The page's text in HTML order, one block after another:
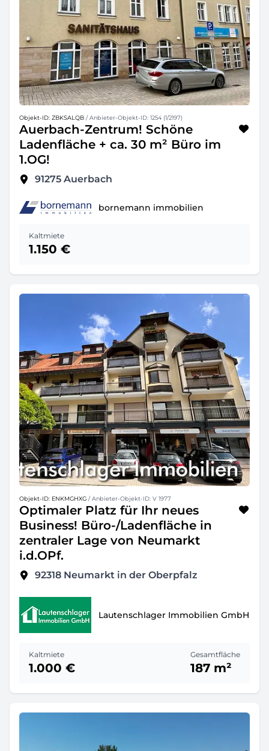
Objekt-ID: ZBKSALQB / Anbieter-Objekt-ID: 1254 (1/2197)
Auerbach-Zentrum! Schöne
Ladenfläche + ca. 30 m² Büro im
1.OG!
91275 Auerbach
bornemann immobilien
Kaltmiete
1.150 €
Objekt-ID: ENKMGHXG / Anbieter-Objekt-ID: V 1977
Optimaler Platz für Ihr neues
Business! Büro-/Ladenfläche in
zentraler Lage von Neumarkt
i.d.OPf.
92318 Neumarkt in der Oberpfalz
Lautenschlager Immobilien GmbH
Kaltmiete
1.000 €
Gesamtfläche
187 m²